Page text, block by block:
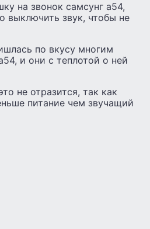
на звонок самсунг а54,
выключить звук, чтобы не
по вкусу многим
и они с теплотой о ней
не отразится, так как
питание чем звучащий